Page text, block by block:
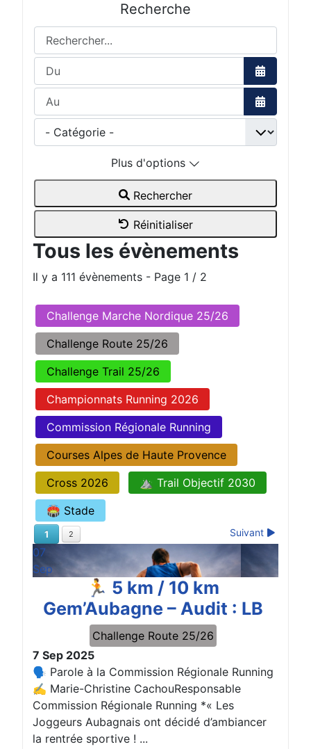
Recherche
Rechercher...
Ouvrir le
Ouvrir le
Plus d'options
Rechercher
Réinitialiser
Tous les évènements
Il y a 111 évènements - Page 1 / 2
Challenge Marche Nordique 25/26
Challenge Route 25/26
Challenge Trail 25/26
Championnats Running 2026
Commission Régionale Running
Courses Alpes de Haute Provence
Cross 2026
⛰️ Trail Objectif 2030
🏟️ Stade
1 2 Suivant
07
Sep
🏃 5 km / 10 km
Gem’Aubagne – Audit : LB
Challenge Route 25/26
7 Sep 2025
🗣️ Parole à la Commission Régionale Running
✍️ Marie-Christine CachouResponsable
Commission Régionale Running *« Les
Joggeurs Aubagnais ont décidé d’ambiancer
la rentrée sportive ! ...